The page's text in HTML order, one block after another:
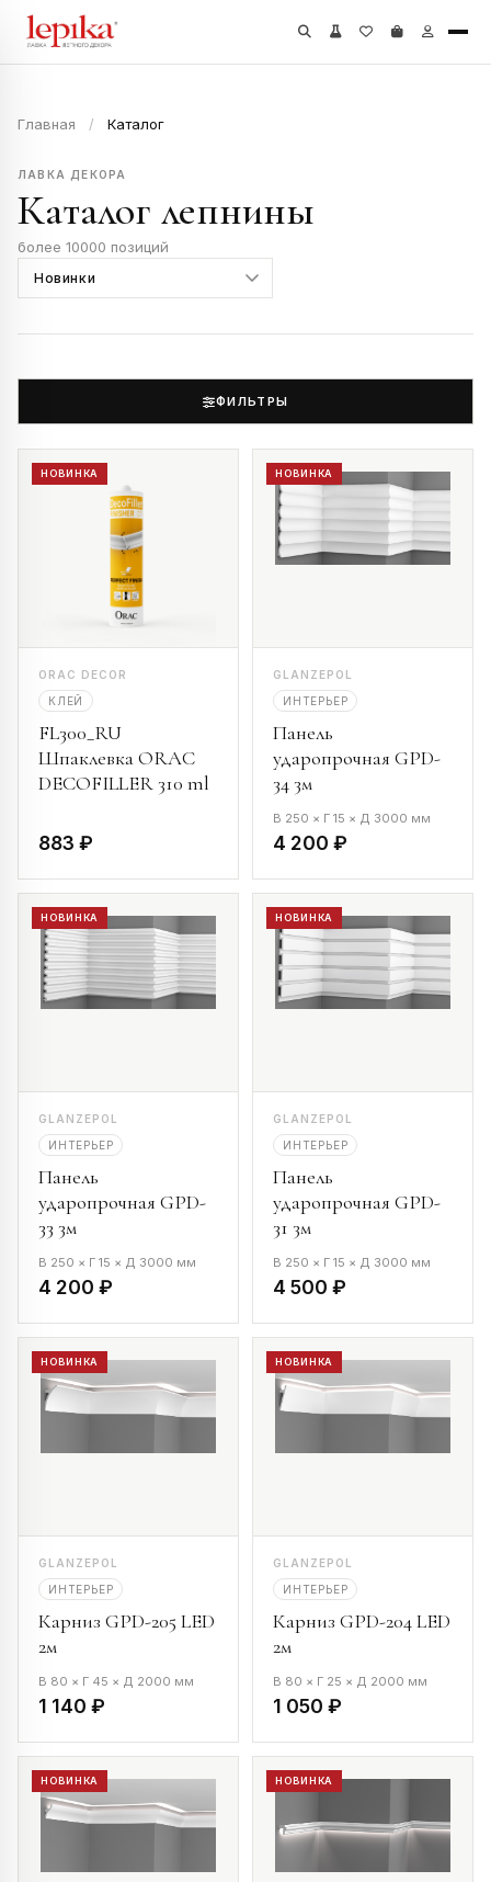
Главная / Каталог
ЛАВКА ДЕКОРА
Каталог лепнины
более 10000 позиций
ФИЛЬТРЫ
НОВИНКА
ORAC DECOR
КЛЕЙ
FL300_RU
Шпаклевка ORAC
DECOFILLER 310 ml
883 ₽
НОВИНКА
GLANZEPOL
ИНТЕРЬЕР
Панель
ударопрочная GPD-
34 3м
В 250 × Г 15 × Д 3000 мм
4 200 ₽
НОВИНКА
GLANZEPOL
ИНТЕРЬЕР
Панель
ударопрочная GPD-
33 3м
В 250 × Г 15 × Д 3000 мм
4 200 ₽
НОВИНКА
GLANZEPOL
ИНТЕРЬЕР
Панель
ударопрочная GPD-
31 3м
В 250 × Г 15 × Д 3000 мм
4 500 ₽
НОВИНКА
GLANZEPOL
ИНТЕРЬЕР
Карниз GPD-205 LED
2м
В 80 × Г 45 × Д 2000 мм
1 140 ₽
НОВИНКА
GLANZEPOL
ИНТЕРЬЕР
Карниз GPD-204 LED
2м
В 80 × Г 25 × Д 2000 мм
1 050 ₽
НОВИНКА НОВИНКА